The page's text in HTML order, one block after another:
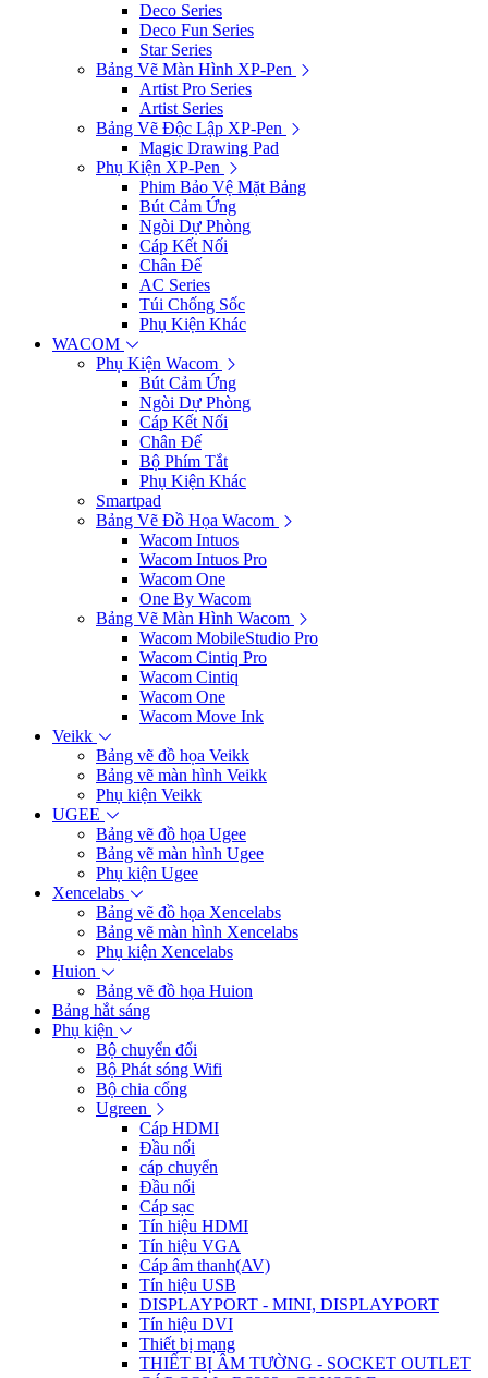
Deco Series
Deco Fun Series
Star Series
Bảng Vẽ Màn Hình XP-Pen
Artist Pro Series
Artist Series
Bảng Vẽ Độc Lập XP-Pen
Magic Drawing Pad
Phụ Kiện XP-Pen
Phim Bảo Vệ Mặt Bảng
Bút Cảm Ứng
Ngòi Dự Phòng
Cáp Kết Nối
Chân Đế
AC Series
Túi Chống Sốc
Phụ Kiện Khác
WACOM
Phụ Kiện Wacom
Bút Cảm Ứng
Ngòi Dự Phòng
Cáp Kết Nối
Chân Đế
Bộ Phím Tắt
Phụ Kiện Khác
Smartpad
Bảng Vẽ Đồ Họa Wacom
Wacom Intuos
Wacom Intuos Pro
Wacom One
One By Wacom
Bảng Vẽ Màn Hình Wacom
Wacom MobileStudio Pro
Wacom Cintiq Pro
Wacom Cintiq
Wacom One
Wacom Move Ink
Veikk
Bảng vẽ đồ họa Veikk
Bảng vẽ màn hình Veikk
Phụ kiện Veikk
UGEE
Bảng vẽ đồ họa Ugee
Bảng vẽ màn hình Ugee
Phụ kiện Ugee
Xencelabs
Bảng vẽ đồ họa Xencelabs
Bảng vẽ màn hình Xencelabs
Phụ kiện Xencelabs
Huion
Bảng vẽ đồ họa Huion
Bảng hắt sáng
Phụ kiện
Bộ chuyển đổi
Bộ Phát sóng Wifi
Bộ chia cổng
Ugreen
Cáp HDMI
Đầu nối
cáp chuyển
Đầu nối
Cáp sạc
Tín hiệu HDMI
Tín hiệu VGA
Cáp âm thanh(AV)
Tín hiệu USB
DISPLAYPORT - MINI, DISPLAYPORT
Tín hiệu DVI
Thiết bị mạng
THIẾT BỊ ÂM TƯỜNG - SOCKET OUTLET